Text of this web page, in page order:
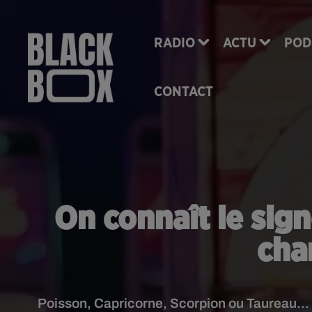
RADIO ACTU
CONTACT
On connaît le
Poisson, Capricorne, Scorpion ou